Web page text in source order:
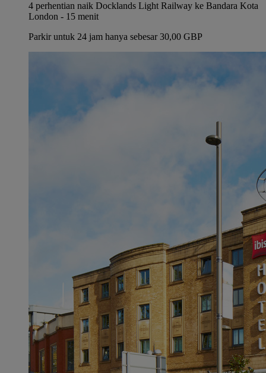
4 perhentian naik Docklands Light Railway ke Bandara Kota
London - 15 menit
Parkir untuk 24 jam hanya sebesar 30,00 GBP